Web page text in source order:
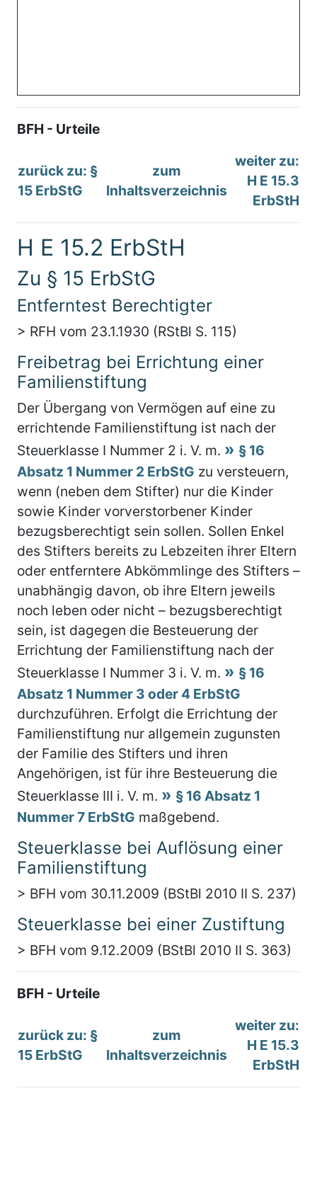
BFH - Urteile
zurück zu: §
15 ErbStG
zum
Inhaltsverzeichnis
weiter zu:
H E 15.3
ErbStH
H E 15.2 ErbStH
Zu § 15 ErbStG
Entferntest Berechtigter
> RFH vom 23.1.1930 (RStBl S. 115)
Freibetrag bei Errichtung einer
Familienstiftung
Der Übergang von Vermögen auf eine zu
errichtende Familienstiftung ist nach der
Steuerklasse I Nummer 2 i. V. m.
§ 16
Absatz 1 Nummer 2 ErbStG zu versteuern,
wenn (neben dem Stifter) nur die Kinder
sowie Kinder vorverstorbener Kinder
bezugsberechtigt sein sollen. Sollen Enkel
des Stifters bereits zu Lebzeiten ihrer Eltern
oder entferntere Abkömmlinge des Stifters –
unabhängig davon, ob ihre Eltern jeweils
noch leben oder nicht – bezugsberechtigt
sein, ist dagegen die Besteuerung der
Errichtung der Familienstiftung nach der
Steuerklasse I Nummer 3 i. V. m.
§ 16
Absatz 1 Nummer 3 oder 4 ErbStG
durchzuführen. Erfolgt die Errichtung der
Familienstiftung nur allgemein zugunsten
der Familie des Stifters und ihren
Angehörigen, ist für ihre Besteuerung die
Steuerklasse III i. V. m.
§ 16 Absatz 1
Nummer 7 ErbStG maßgebend.
Steuerklasse bei Auflösung einer
Familienstiftung
> BFH vom 30.11.2009 (BStBl 2010 II S. 237)
Steuerklasse bei einer Zustiftung
> BFH vom 9.12.2009 (BStBl 2010 II S. 363)
BFH - Urteile
zurück zu: §
15 ErbStG
zum
Inhaltsverzeichnis
weiter zu:
H E 15.3
ErbStH